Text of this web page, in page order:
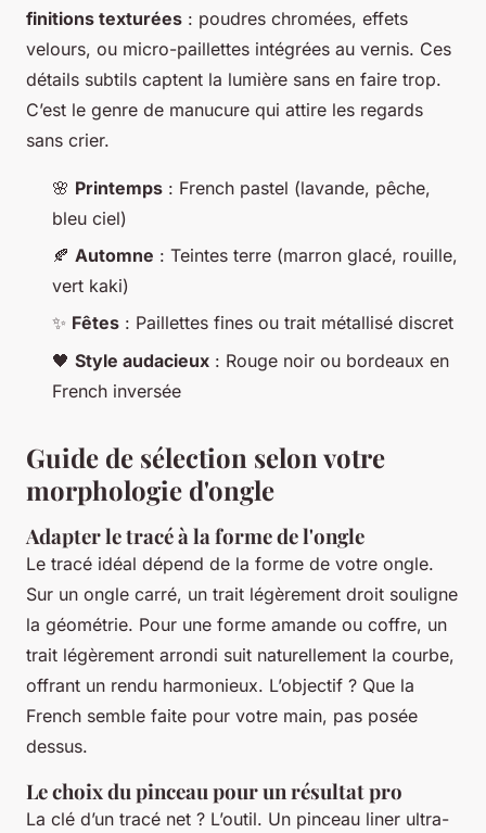
finitions texturées : poudres chromées, effets
velours, ou micro-paillettes intégrées au vernis. Ces
détails subtils captent la lumière sans en faire trop.
C’est le genre de manucure qui attire les regards
sans crier.
🌸 Printemps : French pastel (lavande, pêche,
bleu ciel)
🍂 Automne : Teintes terre (marron glacé, rouille,
vert kaki)
✨ Fêtes : Paillettes fines ou trait métallisé discret
🖤 Style audacieux : Rouge noir ou bordeaux en
French inversée
Guide de sélection selon votre
morphologie d'ongle
Adapter le tracé à la forme de l'ongle
Le tracé idéal dépend de la forme de votre ongle.
Sur un ongle carré, un trait légèrement droit souligne
la géométrie. Pour une forme amande ou coffre, un
trait légèrement arrondi suit naturellement la courbe,
offrant un rendu harmonieux. L’objectif ? Que la
French semble faite pour votre main, pas posée
dessus.
Le choix du pinceau pour un résultat pro
La clé d’un tracé net ? L’outil. Un pinceau liner ultra-